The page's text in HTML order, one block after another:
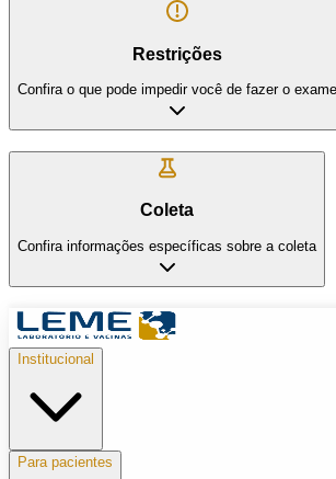
Restrições
Confira o que pode impedir você de fazer o exame
Coleta
Confira informações específicas sobre a coleta
Institucional
Para pacientes